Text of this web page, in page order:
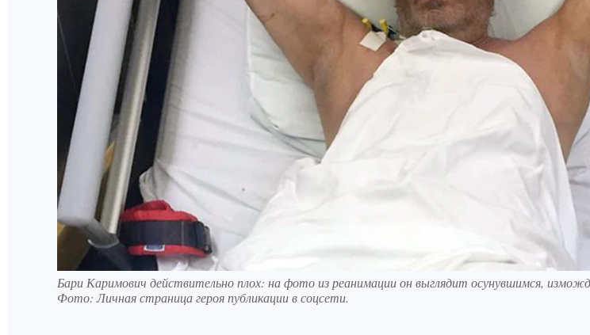
Бари Каримович действительно плох: на фото из реанимации он выглядит осунувшимся,
Фото:Личная страница героя публикации в соцсети.